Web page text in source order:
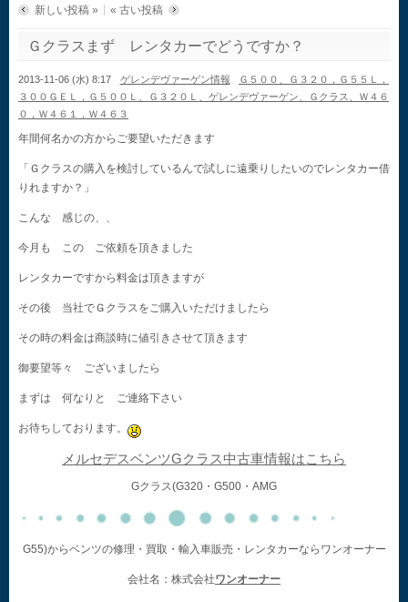
新しい投稿 » « 古い投稿
Ｇクラスまず レンタカーでどうですか？
2013-11-06 (水) 8:17 ゲレンデヴァーゲン情報
Ｇ５００、Ｇ３２０，Ｇ５５Ｌ，
３００ＧＥＬ，Ｇ５００Ｌ、Ｇ３２０Ｌ、ゲレンデヴァーゲン、Ｇクラス、Ｗ４６
０，Ｗ４６１，Ｗ４６３
年間何名かの方からご要望いただきます
「Ｇクラスの購入を検討しているんで試しに遠乗りしたいのでレンタカー借
りれますか？」
こんな 感じの、、
今月も この ご依頼を頂きました
レンタカーですから料金は頂きますが
その後 当社でＧクラスをご購入いただけましたら
その時の料金は商談時に値引きさせて頂きます
御要望等々 ございましたら
まずは 何なりと ご連絡下さい
お待ちしております。
メルセデスベンツGクラス中古車情報はこちら
Gクラス(G320・G500・AMG
G55)からベンツの修理・買取・輸入車販売・レンタカーならワンオーナー
会社名：株式会社ワンオーナー